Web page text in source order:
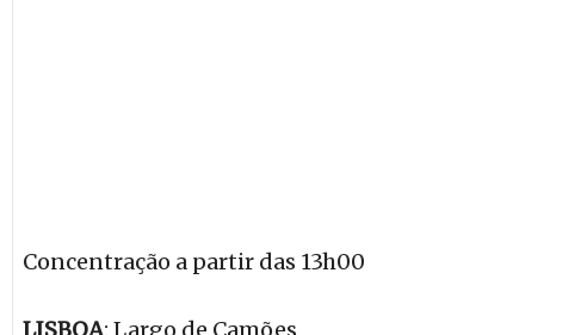
Concentração a partir das 13h00